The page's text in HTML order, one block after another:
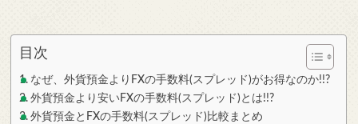
目次
なぜ、外貨預金よりFXの手数料(スプレッド)がお得なのか!!?
外貨預金より安いFXの手数料(スプレッド)とは!!?
外貨預金とFXの手数料(スプレッド)比較まとめ